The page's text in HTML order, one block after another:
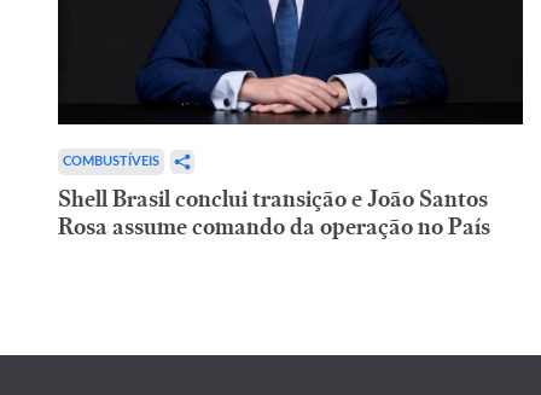
COMBUSTÍVEIS
Shell Brasil conclui transição e João Santos
Rosa assume comando da operação no País